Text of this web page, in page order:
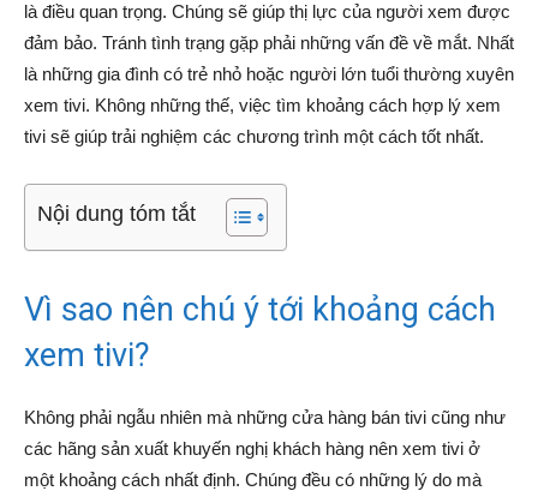
là điều quan trọng. Chúng sẽ giúp thị lực của người xem được
đảm bảo. Tránh tình trạng gặp phải những vấn đề về mắt. Nhất
là những gia đình có trẻ nhỏ hoặc người lớn tuổi thường xuyên
xem tivi. Không những thế, việc tìm khoảng cách hợp lý xem
tivi sẽ giúp trải nghiệm các chương trình một cách tốt nhất.
Nội dung tóm tắt
Vì sao nên chú ý tới khoảng cách
xem tivi?
Không phải ngẫu nhiên mà những cửa hàng bán tivi cũng như
các hãng sản xuất khuyến nghị khách hàng nên xem tivi ở
một khoảng cách nhất định. Chúng đều có những lý do mà